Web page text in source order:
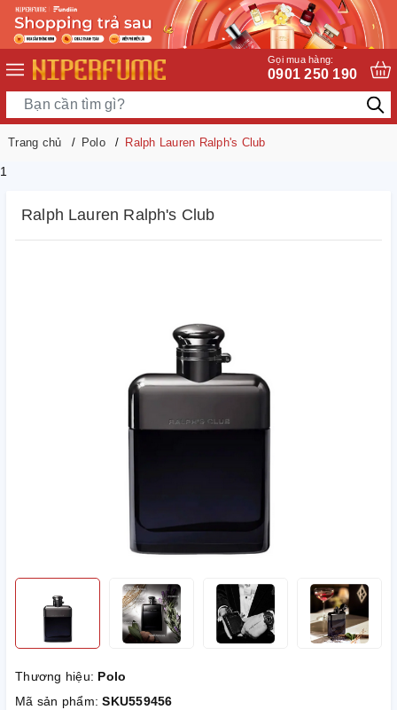
Gọi mua hàng:
0901 250 190
Trang chủ Polo Ralph Lauren Ralph's Club
1
Ralph Lauren Ralph's Club
Thương hiệu: Polo
Mã sản phẩm:SKU559456